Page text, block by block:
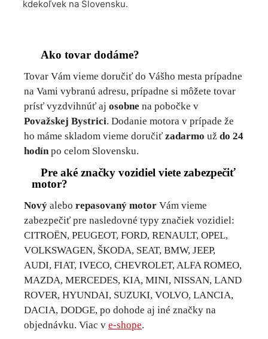
kdekoľvek na Slovensku.
Ako tovar dodáme?
Tovar Vám vieme doručiť do Vášho mesta prípadne
na Vami vybranú adresu, prípadne si môžete tovar
prísť vyzdvihnúť aj osobne na pobočke v
Považskej Bystrici. Dodanie motora v prípade že
ho máme skladom vieme doručiť zadarmo už do 24
hodín po celom Slovensku.
Pre aké značky vozidiel viete zabezpečiť
motor?
Nový alebo repasovaný motor Vám vieme
zabezpečiť pre nasledovné typy značiek vozidiel:
CITROËN, PEUGEOT, FORD, RENAULT, OPEL,
VOLKSWAGEN, ŠKODA, SEAT, BMW, JEEP,
AUDI, FIAT, IVECO, CHEVROLET, ALFA ROMEO,
MAZDA, MERCEDES, KIA, MINI, NISSAN, LAND
ROVER, HYUNDAI, SUZUKI, VOLVO, LANCIA,
DACIA, DODGE, po dohode aj iné značky na
objednávku. Viac v e-shope.